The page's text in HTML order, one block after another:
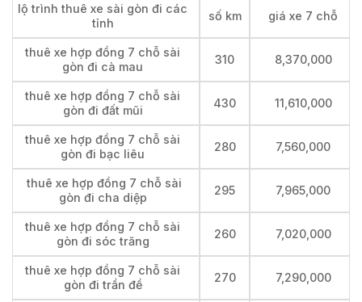
lộ trình thuê xe sài gòn đi các
tỉnh
số km giá xe 7 chỗ
thuê xe hợp đồng 7 chỗ sài
gòn đi cà mau
310 8,370,000
thuê xe hợp đồng 7 chỗ sài
gòn đi đất mũi
430 11,610,000
thuê xe hợp đồng 7 chỗ sài
gòn đi bạc liêu
280 7,560,000
thuê xe hợp đồng 7 chỗ sài
gòn đi cha diệp
295 7,965,000
thuê xe hợp đồng 7 chỗ sài
gòn đi sóc trăng
260 7,020,000
thuê xe hợp đồng 7 chỗ sài
gòn đi trần đề
270 7,290,000